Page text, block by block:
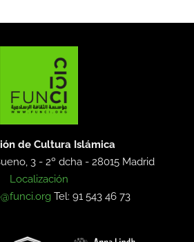
de Cultura Islámica
3 - 2º dcha -28015 Madrid
Localización
Tel: 91 543 46 73